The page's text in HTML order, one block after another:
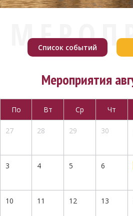
Список событий
Мероприятия
По Вт Ср Чт
27 28 29 30
3 4 5 6
10 11 12 13